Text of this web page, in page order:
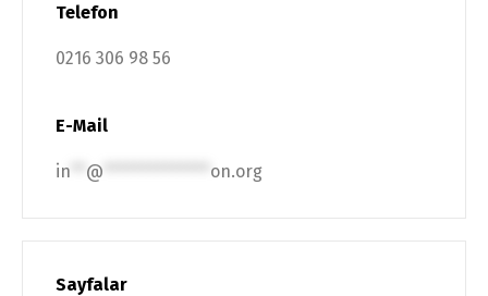
Telefon
0216 306 98 56
E-Mail
in @ on.org
Sayfalar